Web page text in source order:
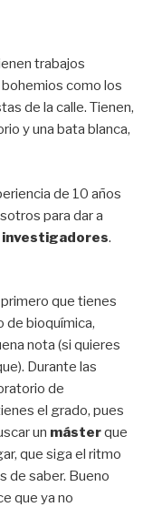
trabajos
como los
de la calle. Tienen,
y una bata blanca,
de 10 años
para dar a
investigadores.
que tienes
de bioquímica,
nota (si quieres
Durante las
de
el grado, pues
un másterque
que siga el ritmo
de saber. Bueno
que ya no